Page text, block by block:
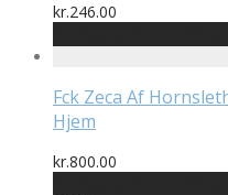
kr.246.00
Fck Zeca Af
Hjem
kr.800.00